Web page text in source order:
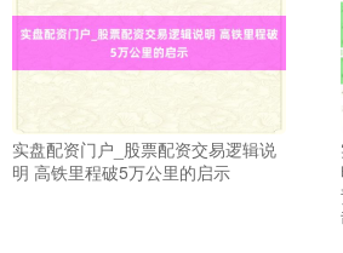
实盘配资门户_股票配资交易逻辑说
明 高铁里程破5万公里的启示